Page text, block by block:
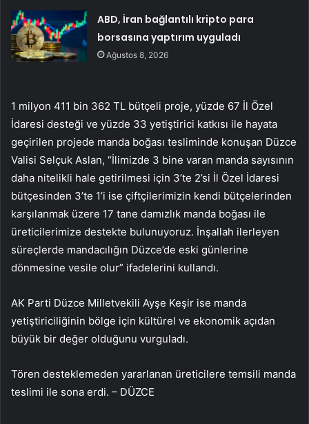
ABD, İran bağlantılı kripto para
borsasına yaptırım uyguladı
Ağustos 8, 2026
1 milyon 411 bin 362 TL bütçeli proje, yüzde 67 İl Özel
İdaresi desteği ve yüzde 33 yetiştirici katkısı ile hayata
geçirilen projede manda boğası tesliminde konuşan Düzce
Valisi Selçuk Aslan, “İlimizde 3 bine varan manda sayısının
daha nitelikli hale getirilmesi için 3’te 2’si İl Özel İdaresi
bütçesinden 3’te 1’i ise çiftçilerimizin kendi bütçelerinden
karşılanmak üzere 17 tane damızlık manda boğası ile
üreticilerimize destekte bulunuyoruz. İnşallah ilerleyen
süreçlerde mandacılığın Düzce’de eski günlerine
dönmesine vesile olur” ifadelerini kullandı.
AK Parti Düzce Milletvekili Ayşe Keşir ise manda
yetiştiriciliğinin bölge için kültürel ve ekonomik açıdan
büyük bir değer olduğunu vurguladı.
Tören desteklemeden yararlanan üreticilere temsili manda
teslimi ile sona erdi. – DÜZCE